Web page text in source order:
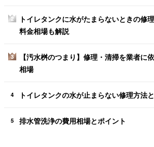
2
トイレタンクに水がたまらないときの修
料金相場も解説
3
【汚水桝のつまり】修理・清掃を業者に
相場
4 トイレタンクの水が止まらない修理方法
5 排水管洗浄の費用相場とポイント